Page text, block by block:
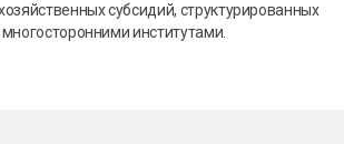
субсидий, структурированных
институтами.